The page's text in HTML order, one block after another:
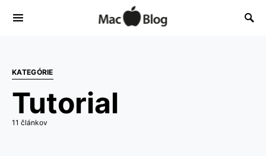
KATEGÓRIE
Tutorial
11 článkov